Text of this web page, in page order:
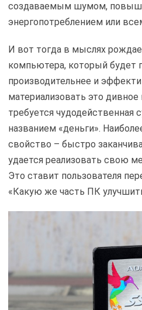
создаваемым шумом,
энергопотреблением или
И вот тогда в мыслях
компьютера, который будет
производительнее и
материализовать это
требуется чудодейственная
названием «деньги».
свойство – быстро
удается реализовать свою
Это ставит пользователя
«Какую же часть ПК